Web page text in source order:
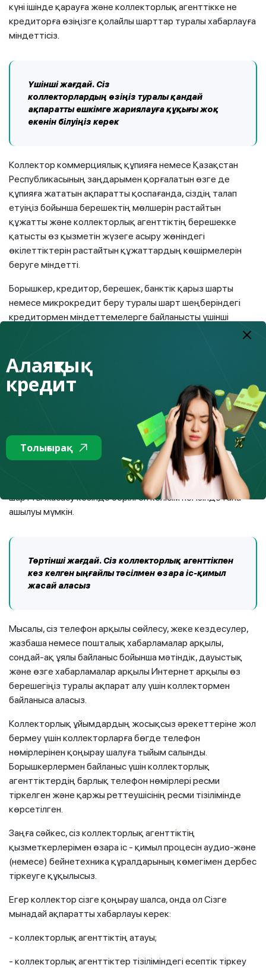
күні ішінде қарауға және коллекторлық агенттікке не
кредиторға өзіңізге қолайлы шарттар туралы хабарлауға
міндеттісіз.
Үшіншіжағдай. Сіз
коллекторлардың өзіңіз туралы қандай
ақпаратты ешкімге жариялауға құқығы жоқ
екенін білуіңіз керек
Коллектор коммерциялық құпияға немесе Қазақстан
Республикасының заңдарымен қорғалатын өзге де
құпияға жататын ақпаратты қоспағанда, сіздің талап
етуіңіз бойынша берешектің мөлшерін растайтын
құжатты және коллекторлық агенттіктің берешекке
қатысты өз қызметін жүзеге асыру жөніндегі
өкілеттіктерін растайтын құжаттардың көшірмелерін
беруге міндетті.
Борышкер, кредитор, берешек, банктік қарыз шарты
немесе микрокредит беру туралы шарт шеңберіндегі
кредитормен міндеттемелерге байланысты үшінші
тұлғалар туралы кез келген мәліметтер коллекторлық
алу туралы жасалған шарттардың талаптары туралы
ақпарат және коллекторлық агенттік өз қызметін жүзеге
асыру кезінде алған және жасаған өзге де мәліметтер
Есіңізде болсын, сізге қатысты коллекторлық қызмет
құпиясы сізге ғана, ал үшінші тұлғаға – сіздің жазбаша
келісіміңіздің, оның ішінде банктік құпияны ашуға
арналған банктік қарыз шартын немесе микрокредит
беру құпиясын ашуға арналған микрокредит беру туралы
шартты жасасу кезінде берілген келісім негізінде ғана
ашылуы мүмкін.
Төртіншіжағдай. Сіз коллекторлық агенттікпен
кез келген ыңғайлы тәсілмен өзара іс-қимыл
жасай аласыз
Мысалы, сіз телефон арқылы сөйлесу, жеке кездесулер,
жазбаша немесе пошталық хабарламалар арқылы,
сондай-ақ ұялы байланыс бойынша мәтіндік, дауыстық
және өзге хабарламалар арқылы Интернет арқылы өз
берешегіңіз туралы ақпарат алу үшін коллектормен
байланыса аласыз.
Коллекторлық ұйымдардың жосықсыз әрекеттеріне жол
бермеу үшін коллекторларға бөгде телефон
нөмірлерінен қоңырау шалуға тыйым салынды.
Борышкерлермен байланыс үшін коллекторлық
агенттіктердің барлық телефон нөмірлері ресми
тіркелген және қаржы реттеушісінің ресми тізілімінде
көрсетілген.
Заңға сәйкес, сіз коллекторлық агенттіктің
қызметкерлерімен өзара іс - қимыл процесін аудио-және
(немесе) бейнетехника құралдарының көмегімен дербес
тіркеуге құқылысыз.
Егер коллектор сізге қоңырау шалса, онда ол Сізге
мынадай ақпаратты хабарлауы керек:
- коллекторлық агенттіктің атауы;
- коллекторлық агенттіктер тізіліміндегі есептік тіркеу
Алаяқтық
кредит
Толығырақ